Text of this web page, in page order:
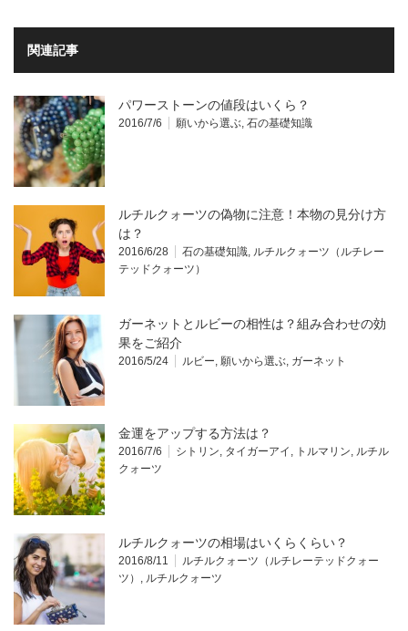
関連記事
パワーストーンの値段はいくら？
2016/7/6 願いから選ぶ, 石の基礎知識
ルチルクォーツの偽物に注意！本物の見分け方
は？
2016/6/28 石の基礎知識, ルチルクォーツ（ルチレー
テッドクォーツ）
ガーネットとルビーの相性は？組み合わせの効
果をご紹介
2016/5/24 ルビー, 願いから選ぶ, ガーネット
金運をアップする方法は？
2016/7/6 シトリン, タイガーアイ , トルマリン, ルチル
クォーツ
ルチルクォーツの相場はいくらくらい？
2016/8/11
ルチルクォーツ（ルチレーテッドクォー
ツ） , ルチルクォーツ